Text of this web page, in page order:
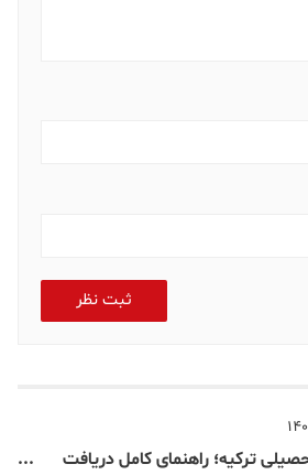
ثبت نظر
ترکیه؛ راهنمای کامل دریافت